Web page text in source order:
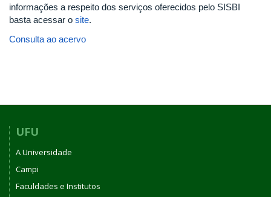
informações a respeito dos serviços oferecidos pelo SISBI
basta acessar o site.
Consulta ao acervo
UFU
A Universidade
Campi
Faculdades e Institutos